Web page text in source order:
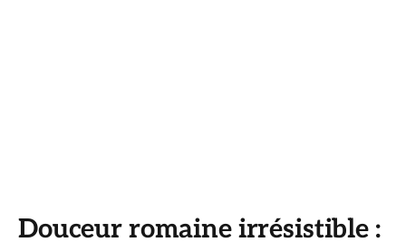
Douceur romaine irrésistible :